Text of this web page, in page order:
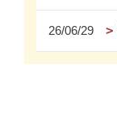
26/06/29